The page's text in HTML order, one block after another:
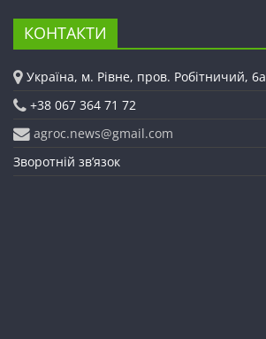
КОНТАКТИ
Україна, м. Рівне, пров. Робітничий, 6а
+38 067 364 71 72
agroc.news@gmail.com
Зворотній зв’язок